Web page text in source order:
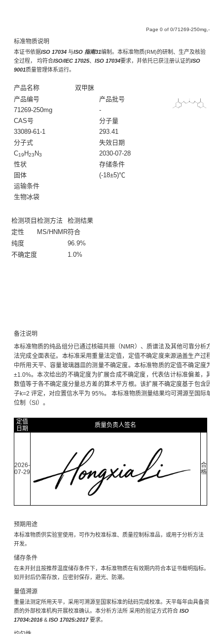
Page of /71269-250mg,-
标准物质说明
本证书依据ISO 17034 与ISO 指南31编制。本标准物质(RM)的研制、生产及核验
全过程， 均符合ISO/IEC 17025、 ISO 17034要求，并依托已获注册认证的ISO
9001质量管理体系运行。
产品名称
双甲脒
产品编号
71269-250mg
产品批号
-
CAS号
33089-61-1
分子量
293.41
分子式
C19 H23 N3
失效日期
2030-07-28
性状
固体
存储条件
(-18±5)℃
运输条件
生物冰袋
检测项目 检测方法
检测结果
定性
MS/HNMR符合
纯度
96.9%
不确定度
1.0%
备注说明
本标准物质的纯品组分已通过核磁共振（NMR）、质谱法及其他可靠分析方
法完成全面表征。本标准采用重量法定值，定值不确定度来源涵盖生产过程
中所用天平、容量玻璃器皿的测量不确定度。本标准物质的定值不确定度为
±1.0%。本次给出的不确定度为扩展合成不确定度，代表估计标准偏差，其
数值等于各不确定度分量总方差的算术平方根。该扩展不确定度基于包含因
子k=2 评定，对应置信水平为 95%。 本标准物质测量结果均可溯源至国际单
位制（SI）。
定值
日期
质量负责人签名
2026-
07-29
合
格
预期用途
本标准物质供实验室使用，可作为校准标准、质量控制标准品，或用于分析方法
开发。
储存条件
在未开封且按推荐温度储存条件下，本标准物质在有效期内符合本证书载明指标。
如开封后仍需存放，应密封保存，避光、防潮。
量值溯源
重量法测定所用天平，采用可溯源至国家标准的砝码完成校准。天平每年由具备资
质的外部校准机构开展校准确认。本分析方法所 采用的验证方式符合 ISO
17034:2016 & ISO 17025:2017要求。